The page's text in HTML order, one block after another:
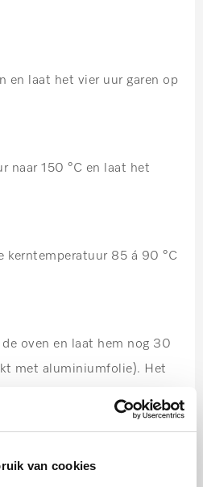
van cookies
en laat het vier uur garen op
naar 150 °C en laat het
kerntemperatuur 85 á 90 °C
oven en laat hem nog 30
met aluminiumfolie). Het
(barbecue)saus,